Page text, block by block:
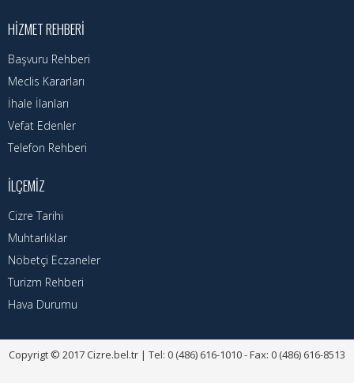
HIZMET REHBERI
Başvuru Rehberi
Meclis Kararları
İhale İlanları
Vefat Edenler
Telefon Rehberi
İLÇEMIZ
Cizre Tarihi
Muhtarlıklar
Nöbetçi Eczaneler
Turizm Rehberi
Hava Durumu
Copyrigt © 2017 Cizre.bel.tr | Tel: 0 (486) 616-1010 - Fax: 0 (486) 616-8513